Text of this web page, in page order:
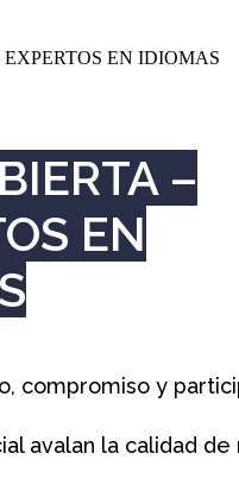
–
EN
compromiso y
avalan la calidad de